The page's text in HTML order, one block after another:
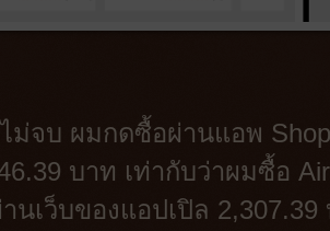
ม่จบ ผมกดซื้อผ่านแอพ
บาท เท่ากับว่าผมซื้อ
นเว็บของแอปเปิล